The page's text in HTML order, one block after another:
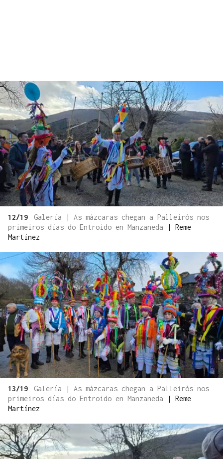
12/19
Galería | As mázcaras chegan a Palleirós nos
primeiros días do Entroido en Manzaneda
| Reme
Martínez
13/19
Galería | As mázcaras chegan a Palleirós nos
primeiros días do Entroido en Manzaneda
| Reme
Martínez